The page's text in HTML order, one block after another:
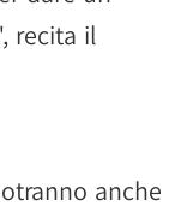
recita il
anche